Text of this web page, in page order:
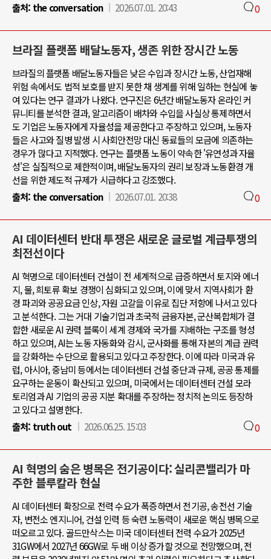
출처: the conversation 2026.07.01. 20:43 0
브라질 플랫폼 배달노동자, 생존 위한 장시간 노동
브라질의 플랫폼 배달노동자들은 낮은 수입과 장시간 노동, 산업재해
위험 속에서도 법적 보호를 받지 못한 채 생계를 위해 일하는 현실에 놓
여 있다는 연구 결과가 나왔다. 연구진은 6년간 배달노동자 온라인 커
뮤니티를 분석한 결과, 알고리즘이 배차와 수입을 사실상 통제하면서
도 기업은 노동자에게 자율성을 제공한다고 주장하고 있으며, 노동자
들은 사고와 질병 발생 시 사회안전망 대신 동료들의 모금에 의존하는
경우가 많다고 지적했다. 연구는 플랫폼 노동이 약속한 '유연성과 자율
성'은 실질적으로 제한적이며, 배달노동자의 권리 보장과 노동환경 개
선을 위한 제도적 규제가 시급하다고 강조했다.
출처: the conversation 2026.07.01. 20:38 0
AI 데이터센터 반대 투쟁은 새로운 글로벌 계급투쟁의
최전선이다
AI 혁명으로 데이터센터 건설이 전 세계적으로 급증하면서 토지와 에너
지, 물, 희토류 확보 경쟁이 심화되고 있으며, 이에 맞서 지역사회가 환
경 파괴와 공공요금 인상, 자원 고갈을 이유로 집단 저항에 나서고 있다
고 분석한다. 그는 거대 기술기업과 초국적 금융자본, 군산복합체가 결
합한 새로운 AI 권력 블록이 세계 경제와 국가를 지배하는 구조를 형성
하고 있으며, AI는 노동 자동화와 감시, 군사화를 통해 자본의 계급 권력
을 강화하는 수단으로 활용되고 있다고 주장한다. 이에 따라 미국과 유
럽, 아시아, 중남미 등에서는 데이터센터 건설 중단과 규제, 공공 통제를
요구하는 운동이 확산되고 있으며, 미국에서는 데이터센터 건설 모라
토리엄과 AI 기업의 공공 지분 확대를 주장하는 정치적 논의도 등장하
고 있다고 설명한다.
출처: truth out 2026.06.25. 15:03 0
AI 혁명의 숨은 병목은 전기공이다: 실리콘밸리가 마
주한 블루칼라 현실
AI 데이터센터 확장으로 전력 수요가 폭증하면서 전기공, 송전선 기술
자, 변전소 엔지니어, 건설 인력 등 숙련 노동력이 새로운 핵심 병목으로
떠오르고 있다. 골드만삭스는 미국 데이터센터 전력 수요가 2025년
31GW에서 2027년 66GW로 두 배 이상 증가할 것으로 전망했으며, 전